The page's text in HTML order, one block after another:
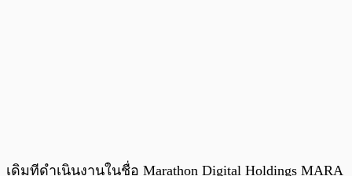
เดิมทีดำเนินงานในชื่อ Marathon Digital Holdings MARA